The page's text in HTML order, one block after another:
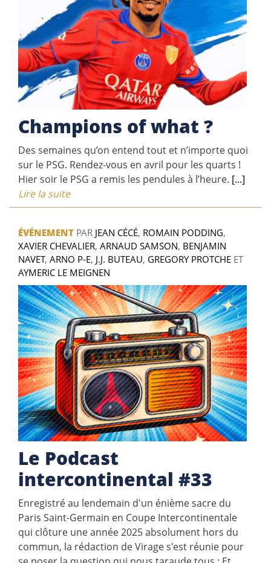
Champions of what ?
Des semaines qu’on entend tout et n’importe quoi
sur le PSG. Rendez-vous en avril pour les quarts !
Hier soir le PSG a remis les pendules à l’heure. [...]
Lire la suite
ÉVÉNEMENT PAR JEAN CÉCÉ, ROMAIN PODDING,
XAVIER CHEVALIER, ARNAUD SAMSON, BENJAMIN
NAVET, ARNO P-E, J.J. BUTEAU, GREGORY PROTCHE ET
AYMERIC LE MEIGNEN
Le Podcast
intercontinental #33
Enregistré au lendemain d'un énième sacre du
Paris Saint-Germain en Coupe Intercontinentale
qui clôture une année 2025 absolument hors du
commun, la rédaction de Virage s'est réunie pour